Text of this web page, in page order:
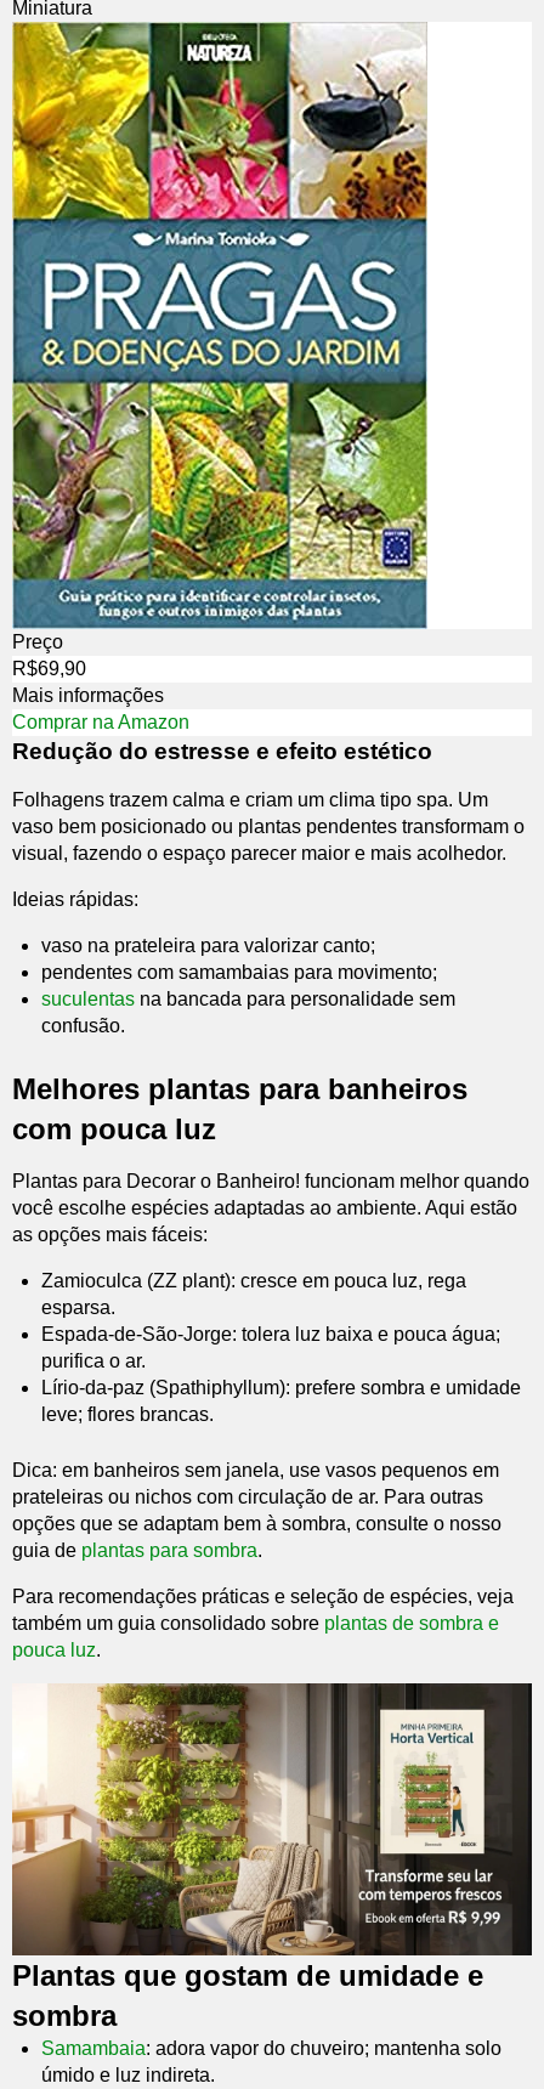
Miniatura
Preço
R$69,90
Mais informações
Comprar na Amazon
Redução do estresse e efeito estético
Folhagens trazem calma e criam um clima tipo spa. Um
vaso bem posicionado ou plantas pendentes transformam o
visual, fazendo o espaço parecer maior e mais acolhedor.
Ideias rápidas:
vaso na prateleira para valorizar canto;
pendentes com samambaias para movimento;
suculentas na bancada para personalidade sem
confusão.
Melhores plantas para banheiros
com pouca luz
Plantas para Decorar o Banheiro! funcionam melhor quando
você escolhe espécies adaptadas ao ambiente. Aqui estão
as opções mais fáceis:
Zamioculca (ZZ plant): cresce em pouca luz, rega
esparsa.
Espada-de-São-Jorge: tolera luz baixa e pouca água;
purifica o ar.
Lírio-da-paz (Spathiphyllum): prefere sombra e umidade
leve; flores brancas.
Dica: em banheiros sem janela, use vasos pequenos em
prateleiras ou nichos com circulação de ar. Para outras
opções que se adaptam bem à sombra, consulte o nosso
guia de plantas para sombra.
Para recomendações práticas e seleção de espécies, veja
também um guia consolidado sobre plantas de sombra e
pouca luz.
Plantas que gostam de umidade e
sombra
Samambaia: adora vapor do chuveiro; mantenha solo
úmido e luz indireta.